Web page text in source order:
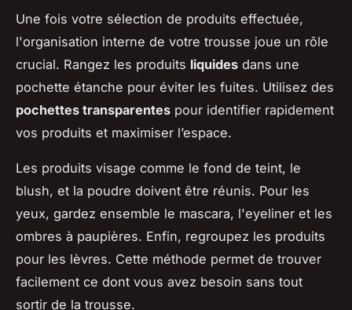
Une fois votre sélection de produits effectuée,
l'organisation interne de votre trousse joue un rôle
crucial. Rangez les produits liquides dans une
pochette étanche pour éviter les fuites. Utilisez des
pochettes transparentes pour identifier rapidement
vos produits et maximiser l’espace.
Les produits visage comme le fond de teint, le
blush, et la poudre doivent être réunis. Pour les
yeux, gardez ensemble le mascara, l'eyeliner et les
ombres à paupières. Enfin, regroupez les produits
pour les lèvres. Cette méthode permet de trouver
facilement ce dont vous avez besoin sans tout
sortir de la trousse.